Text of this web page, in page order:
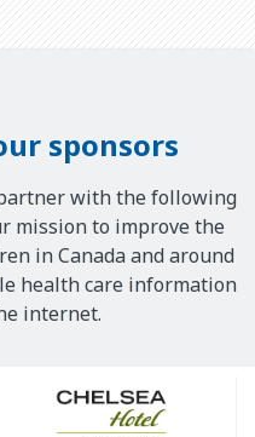
sponsors
with the following
mission to improve the
in Canada and around
health care information
internet.